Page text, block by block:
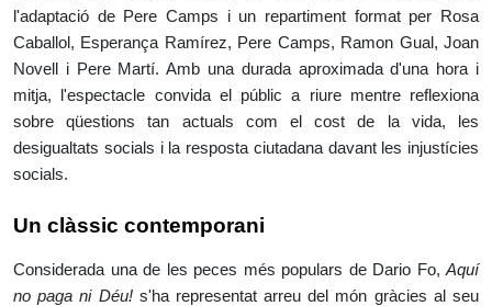
l'adaptació de Pere Camps i un repartiment format per Rosa
Caballol, Esperança Ramírez, Pere Camps, Ramon Gual, Joan
Novell i Pere Martí. Amb una durada aproximada d'una hora i
mitja, l'espectacle convida el públic a riure mentre reflexiona
sobre qüestions tan actuals com el cost de la vida, les
desigualtats socials i la resposta ciutadana davant les injustícies
socials.
Un clàssic contemporani
Considerada una de les peces més populars de Dario Fo, Aquí
no paga ni Déu!s'ha representat arreu del món gràcies al seu